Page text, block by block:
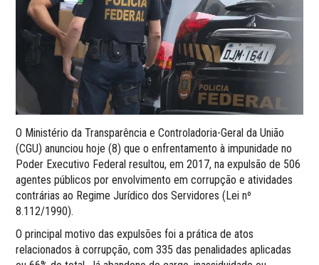
O Ministério da Transparência e Controladoria-Geral da União
(CGU) anunciou hoje (8) que o enfrentamento à impunidade no
Poder Executivo Federal resultou, em 2017, na expulsão de 506
agentes públicos por envolvimento em corrupção e atividades
contrárias ao Regime Jurídico dos Servidores (Lei nº
8.112/1990).
O principal motivo das expulsões foi a prática de atos
relacionados à corrupção, com 335 das penalidades aplicadas